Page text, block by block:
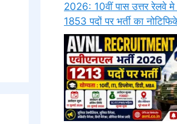
2026: 10वीं पास उत्तर रेलवे
1853 पदों पर भर्ती का